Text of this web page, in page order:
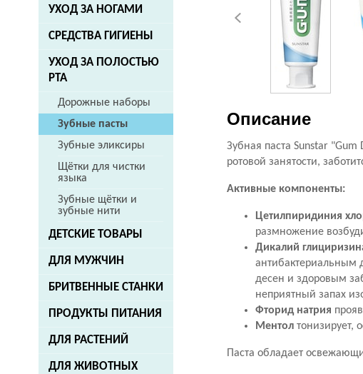
УХОД ЗА НОГАМИ
СРЕДСТВА ГИГИЕНЫ
УХОД ЗА ПОЛОСТЬЮ
РТА
Дорожные наборы
Зубные пасты
Зубные эликсиры
Щётки для чистки
языка
Зубные щётки и
зубные нити
ДЕТСКИЕ ТОВАРЫ
ДЛЯ МУЖЧИН
БРИТВЕННЫЕ СТАНКИ
ПРОДУКТЫ ПИТАНИЯ
ДЛЯ РАСТЕНИЙ
ДЛЯ ЖИВОТНЫХ
Описание
Зубная паста Sunstar
ротовой занятости,
Активные компоненты:
Цетилпиридиния
размножение
Дикалий
антибактериальным
десен и здоровым
неприятный запах
Фторид натрия
Ментол тонизирует,
Паста обладает